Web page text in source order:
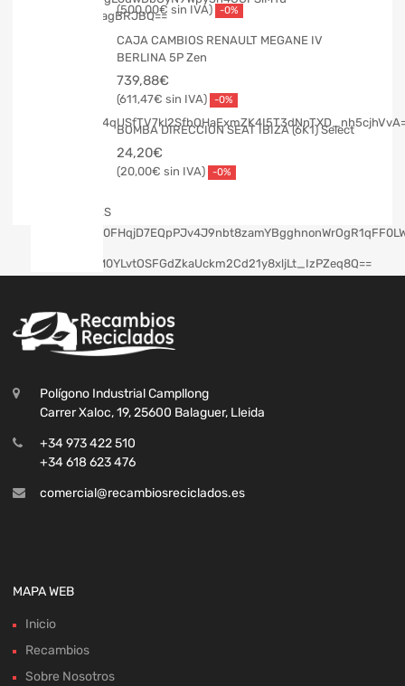
500,00€ -0%
CAJA CAMBIOS RENAULT MEGANE IV
BERLINA 5P Zen
739,88€
611,47€ -0%
BOMBA DIRECCION SEAT IBIZA (6K1) Select
24,20€
20,00€ -0%
Polígono Industrial Campllong
Carrer Xaloc, 19, 25600 Balaguer, Lleida
+34 973 422 510
+34 618 623 476
comercial@recambiosreciclados.es
MAPA WEB
Inicio
Recambios
Sobre Nosotros